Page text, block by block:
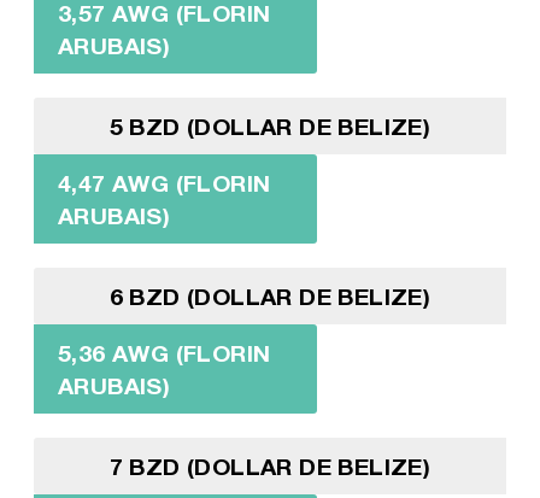
3,57 AWG (FLORIN
ARUBAIS)
5 BZD (DOLLAR DE BELIZE)
4,47 AWG (FLORIN
ARUBAIS)
6 BZD (DOLLAR DE BELIZE)
5,36 AWG (FLORIN
ARUBAIS)
7 BZD (DOLLAR DE BELIZE)